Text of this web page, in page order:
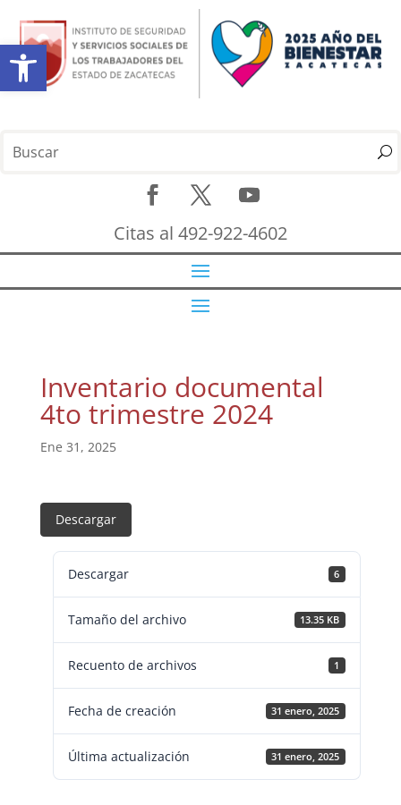
Abrir barra de herramientas
Citas al 492-922-4602
Inventario documental
4to trimestre 2024
Ene 31, 2025
Descargar
Descargar 6
Tamaño del archivo 13.35 KB
Recuento de archivos 1
Fecha de creación 31 enero, 2025
Última actualización 31 enero, 2025